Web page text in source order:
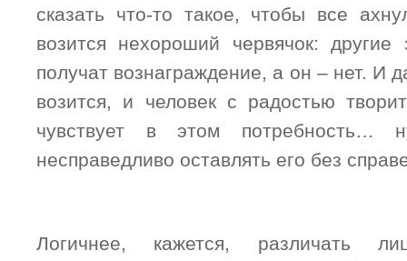
сказать что-то такое, чтобы все
возится нехороший червячок:
получат вознаграждение, а он – нет. И
возится, и человек с радостью
чувствует в этом потребность…
несправедливо оставлять его без
Логичнее, кажется, различать